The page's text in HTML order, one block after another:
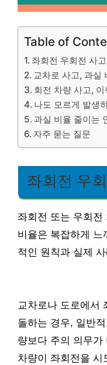
Table of
좌회전 우회전 사
교차로 사고, 과실
회전 차량 사고,
나도 모르게 발생
과실 비율 줄이는
자주 묻는 질문
좌회전 우
좌회전 또는 우회전
비율은 복잡하게 느
적인 원칙과 실제
교차로나 도로에서
돌하는 경우, 일반
량보다 주의 의무
차량이 좌회전을 시